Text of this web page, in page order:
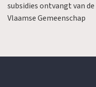
subsidies ontvangt van de
Vlaamse Gemeenschap